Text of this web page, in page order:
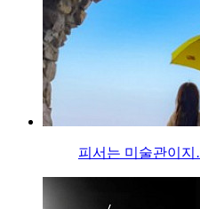
피서는 미술관이